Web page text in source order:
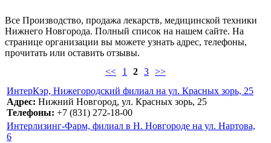
Все Производство, продажа лекарств, медицинской техники
Нижнего Новгорода. Полный список на нашем сайте. На
странице организации вы можете узнать адрес, телефоны,
прочитать или оставить отзывы.
<<
1 2 3 >>
ИнтерКэр, Нижегородский филиал на ул. Красных зорь, 25
Адрес: Нижний Новгород, ул. Красных зорь, 25
Телефоны: +7 (831) 272-18-00
Интерлизинг-Фарм, филиал в Н. Новгороде на ул. Нартова,
6